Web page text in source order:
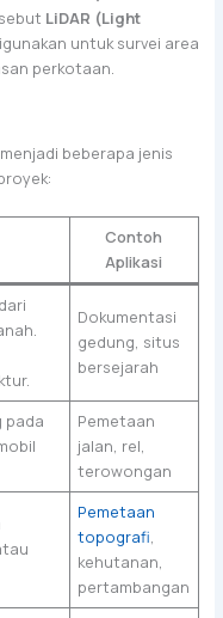
LiDAR (Light
untuk survei area
perkotaan.
beberapa jenis
Contoh
Aplikasi
Dokumentasi
gedung, situs
bersejarah
pada
Pemetaan
jalan, rel,
terowongan
Pemetaan
topografi
kehutanan,
pertambangan